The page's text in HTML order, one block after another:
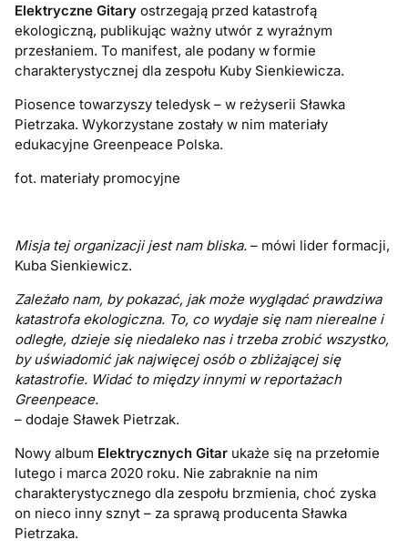
Elektryczne Gitary ostrzegają przed katastrofą
ekologiczną, publikując ważny utwór z wyraźnym
przesłaniem. To manifest, ale podany w formie
charakterystycznej dla zespołu Kuby Sienkiewicza.
Piosence towarzyszy teledysk – w reżyserii Sławka
Pietrzaka. Wykorzystane zostały w nim materiały
edukacyjne Greenpeace Polska.
fot. materiały promocyjne
Misja tej organizacji jest nam bliska.– mówi lider formacji,
Kuba Sienkiewicz.
Zależało nam, by pokazać, jak może wyglądać prawdziwa
katastrofa ekologiczna. To, co wydaje się nam nierealne i
odległe, dzieje się niedaleko nas i trzeba zrobić wszystko,
by uświadomić jak najwięcej osób o zbliżającej się
katastrofie. Widać to między innymi w reportażach
Greenpeace.
– dodaje Sławek Pietrzak.
Nowy album Elektrycznych Gitar ukaże się na przełomie
lutego i marca 2020 roku. Nie zabraknie na nim
charakterystycznego dla zespołu brzmienia, choć zyska
on nieco inny sznyt – za sprawą producenta Sławka
Pietrzaka.